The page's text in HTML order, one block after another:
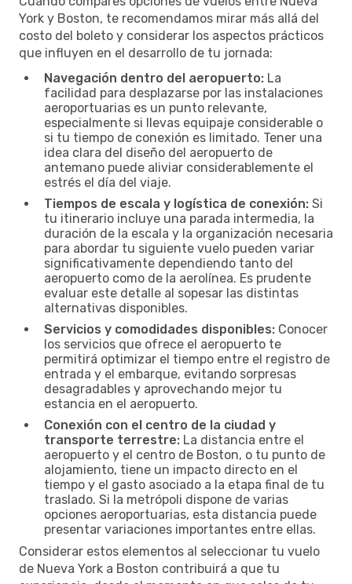
York y Boston, te recomendamos mirar más allá del
costo del boleto y considerar los aspectos prácticos
que influyen en el desarrollo de tu jornada:
Navegación dentro del aeropuerto: La
facilidad para desplazarse por las instalaciones
aeroportuarias es un punto relevante,
especialmente si llevas equipaje considerable o
si tu tiempo de conexión es limitado. Tener una
idea clara del diseño del aeropuerto de
antemano puede aliviar considerablemente el
estrés el día del viaje.
Tiempos de escala y logística de conexión: Si
tu itinerario incluye una parada intermedia, la
duración de la escala y la organización necesaria
para abordar tu siguiente vuelo pueden variar
significativamente dependiendo tanto del
aeropuerto como de la aerolínea. Es prudente
evaluar este detalle al sopesar las distintas
alternativas disponibles.
Servicios y comodidades disponibles: Conocer
los servicios que ofrece el aeropuerto te
permitirá optimizar el tiempo entre el registro de
entrada y el embarque, evitando sorpresas
desagradables y aprovechando mejor tu
estancia en el aeropuerto.
Conexión con el centro de la ciudad y
transporte terrestre: La distancia entre el
aeropuerto y el centro de Boston, o tu punto de
alojamiento, tiene un impacto directo en el
tiempo y el gasto asociado a la etapa final de tu
traslado. Si la metrópoli dispone de varias
opciones aeroportuarias, esta distancia puede
presentar variaciones importantes entre ellas.
Considerar estos elementos al seleccionar tu vuelo
de Nueva York a Boston contribuirá a que tu